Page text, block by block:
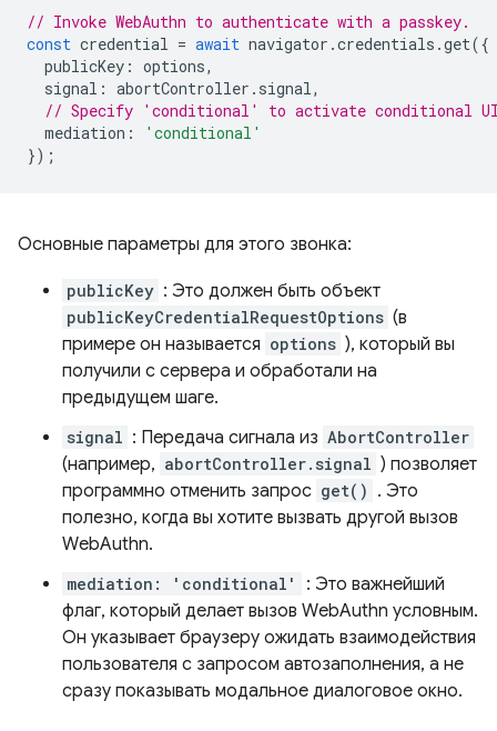
// Invoke WebAuthn to authenticate with a passkey.
const credential = await navigator .credentials .get({
publicKey : options,
signal : abortController . signal ,
// Specify 'conditional' to activate conditional
mediation :
'conditional'
});
Основные параметры для этого звонка:
publicKey : Это должен быть объект
publicKeyCredentialRequestOptions (в
примере он называется options ), который вы
получили с сервера и обработали на
предыдущем шаге.
signal : Передача сигнала из AbortController
(например, abortController.signal ) позволяет
программно отменить запрос get() . Это
полезно, когда вы хотите вызвать другой вызов
WebAuthn.
mediation: 'conditional'
: Это важнейший
флаг, который делает вызов WebAuthn условным.
Он указывает браузеру ожидать взаимодействия
пользователя с запросом автозаполнения, а не
сразу показывать модальное диалоговое окно.